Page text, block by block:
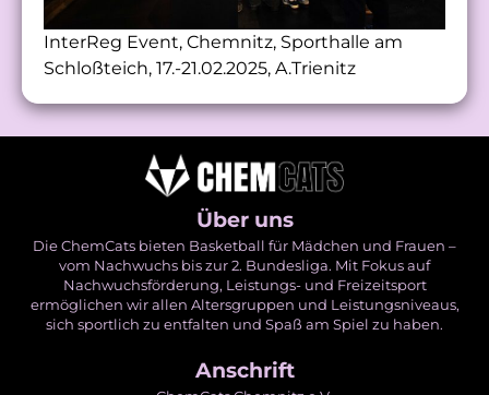
InterReg Event, Chemnitz, Sporthalle am
Schloßteich, 17.-21.02.2025, A.Trienitz
Über uns
Die ChemCats bieten Basketball für Mädchen und Frauen –
vom Nachwuchs bis zur 2. Bundesliga. Mit Fokus auf
Nachwuchsförderung, Leistungs- und Freizeitsport
ermöglichen wir allen Altersgruppen und Leistungsniveaus,
sich sportlich zu entfalten und Spaß am Spiel zu haben.
Anschrift